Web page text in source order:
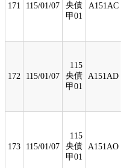
171 115/01/07
央債
甲01
A151AC
172 115/01/07
115
央債
甲01
A151AD
173 115/01/07
115
央債
甲01
A151AO